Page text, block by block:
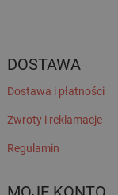
DOSTAWA
Dostawa i płatności
Zwroty i reklamacje
Regulamin